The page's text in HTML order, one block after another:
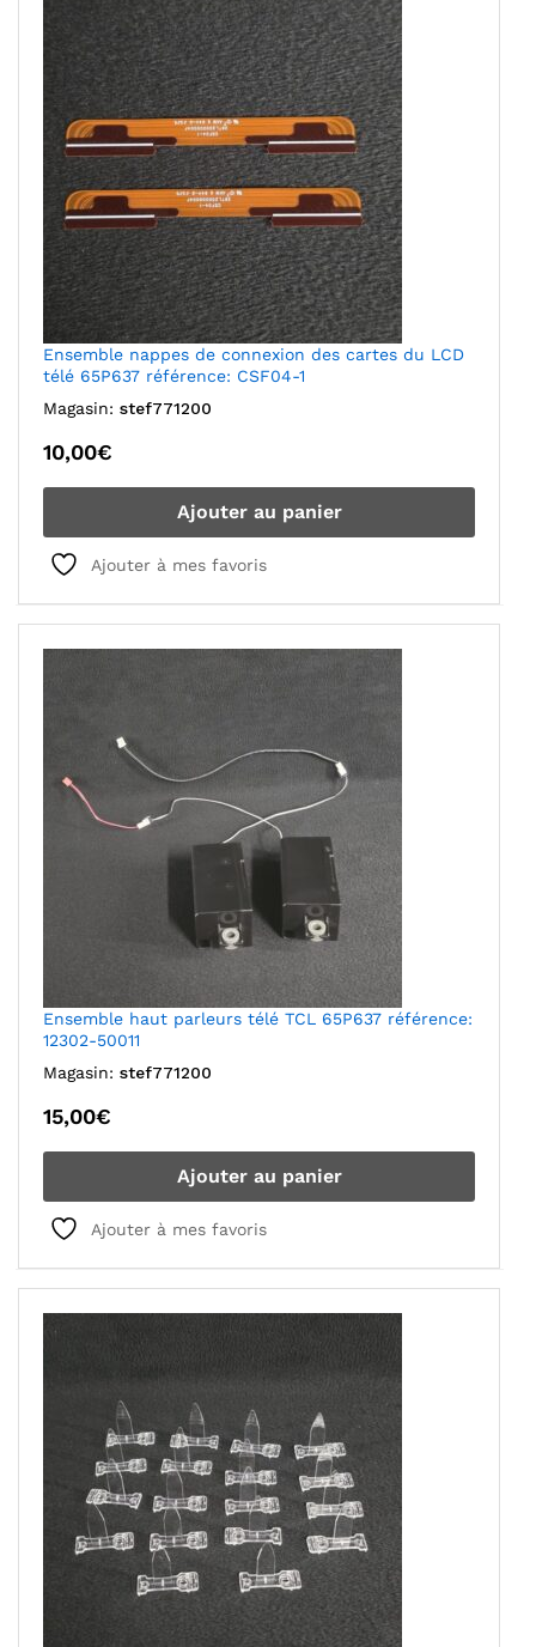
Ensemble nappes de connexion des cartes du LCD
télé 65P637 référence: CSF04-1
Magasin: stef771200
10,00€
Ajouter au panier
Ajouter à mes favoris
Ensemble haut parleurs télé TCL 65P637 référence:
12302-50011
Magasin: stef771200
15,00€
Ajouter au panier
Ajouter à mes favoris